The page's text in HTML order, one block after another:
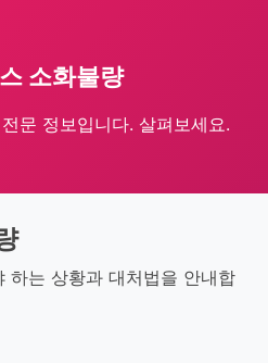
소화불량
문 정보입니다. 살펴보세요.
하는 상황과 대처법을 안내합